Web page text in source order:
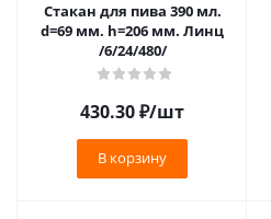
Стакан для пива 390 мл.
d=69 мм. h=206 мм. Линц
/6/24/480/
430.30₽/шт
В корзину